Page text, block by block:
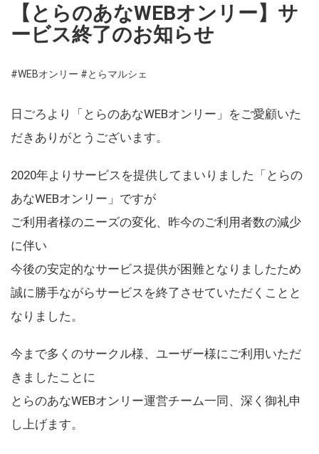
【とらのあなWEBオンリー】サ
ービス終了のお知らせ
#WEBオンリー #とらマルシェ
日ごろより「とらのあなWEBオンリー」をご愛顧いた
だきありがとうございます。
2020年よりサービスを提供してまいりました「とらの
あなWEBオンリー」ですが
ご利用者様のニーズの変化、昨今のご利用者数の減少
に伴い
今後の安定的なサービス提供が困難となりましたため
誠に勝手ながらサービスを終了させていただくことと
なりました。
今まで多くのサークル様、ユーザー様にご利用いただ
きましたことに
とらのあなWEBオンリー運営チーム一同、深く御礼申
し上げます。